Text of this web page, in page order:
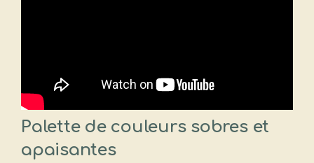
Palette de couleurs sobres et
apaisantes